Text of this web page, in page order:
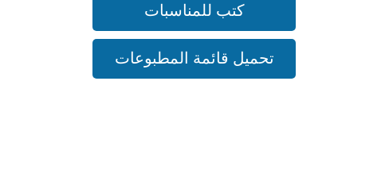
كتب للمناسبات
تحميل قائمة المطبوعات